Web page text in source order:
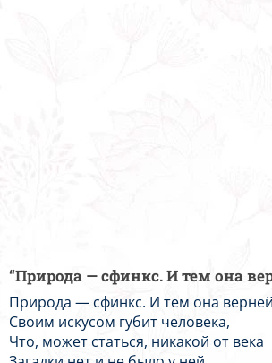
“Природа — сфинкс. И тем она
Природа — сфинкс. И тем она верней
Своим искусом губит человека,
Что, может статься, никакой от века